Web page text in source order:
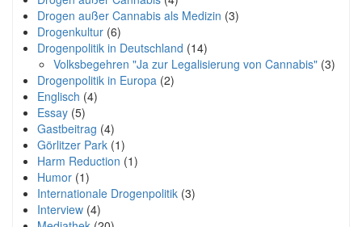
Drogen außer Cannabis als Medizin (3)
Drogenkultur (6)
Drogenpolitik in Deutschland (14)
Volksbegehren "Ja zur Legalisierung von Cannabis" (3)
Drogenpolitik in Europa (2)
Englisch (4)
Essay (5)
Gastbeitrag (4)
Görlitzer Park (1)
Harm Reduction (1)
Humor (1)
Internationale Drogenpolitik (3)
Interview (4)